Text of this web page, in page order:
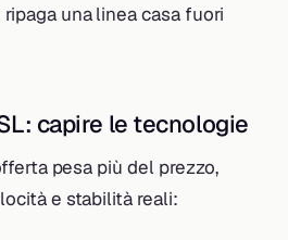
una linea casa fuori
capire le tecnologie
pesa più del prezzo,
e stabilità reali: